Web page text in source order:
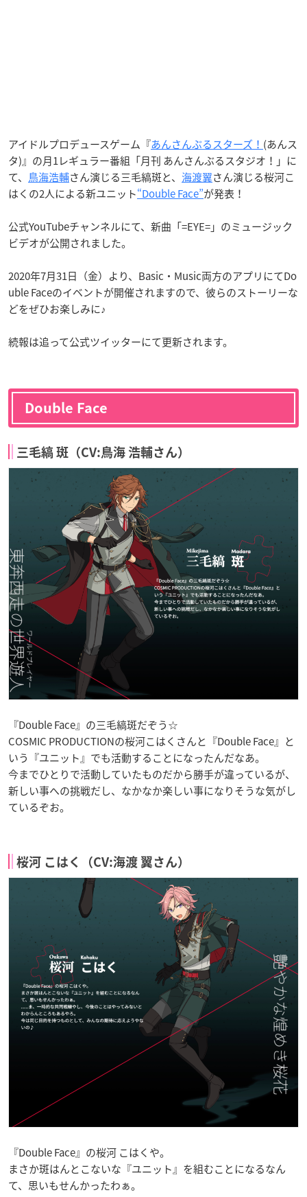
アイドルプロデュースゲーム『あんさんぶるスターズ！ (あんス
タ)』の月1レギュラー番組「月刊 あんさんぶるスタジオ！」に
て、 鳥海浩輔さん演じる三毛縞斑と、 海渡翼さん演じる桜河こ
はくの2人による新ユニット“Double Face”が発表！
公式YouTubeチャンネルにて、新曲「=EYE=」のミュージック
ビデオが公開されました。
2020年7月31日（金）より、Basic・Music両方のアプリにてDo
uble Faceのイベントが開催されますので、彼らのストーリーな
どをぜひお楽しみに♪
続報は追って公式ツイッターにて更新されます。
Double Face
三毛縞 斑（CV:鳥海 浩輔さん）
『Double Face』の三毛縞斑だぞう☆
COSMIC PRODUCTIONの桜河こはくさんと『Double Face』と
いう『ユニット』でも活動することになったんだなあ。
今までひとりで活動していたものだから勝手が違っているが、
新しい事への挑戦だし、なかなか楽しい事になりそうな気がし
ているぞお。
桜河 こはく（CV:海渡 翼さん）
『Double Face』の桜河 こはくや。
まさか斑はんとこないな『ユニット』を組むことになるなん
て、思いもせんかったわぁ。